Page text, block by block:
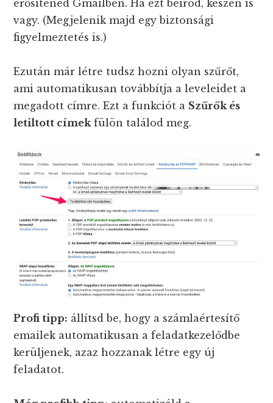
erősítened Gmailben. Ha ezt beírod, készen is
vagy. (Megjelenik majd egy biztonsági
figyelmeztetés is.)
Ezután már létre tudsz hozni olyan szűrőt,
ami automatikusan továbbítja a leveleidet a
megadott címre. Ezt a funkciót a Szűrők és
letiltott címek fülön találod meg.
Profi tipp: állítsd be, hogy a számlaértesítő
emailek automatikusan a feladatkezelődbe
kerüljenek, azaz hozzanak létre egy új
feladatot.